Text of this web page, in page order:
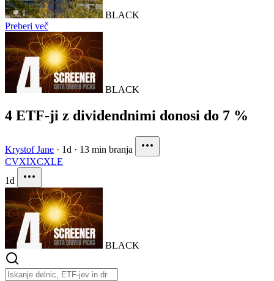
BLACK
Preberi več
BLACK
4 ETF-ji z dividendnimi donosi do 7 %
Krystof Jane · 1d · 13 min branja
CVXIXCXLE
1d
BLACK